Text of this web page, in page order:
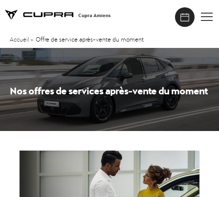
Cupra Amiens
Accueil > Offre de service après-vente du moment
Nos offres de services après-vente du moment